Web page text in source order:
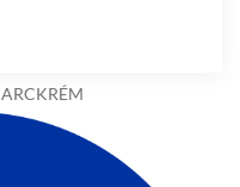
ARCKRÉM